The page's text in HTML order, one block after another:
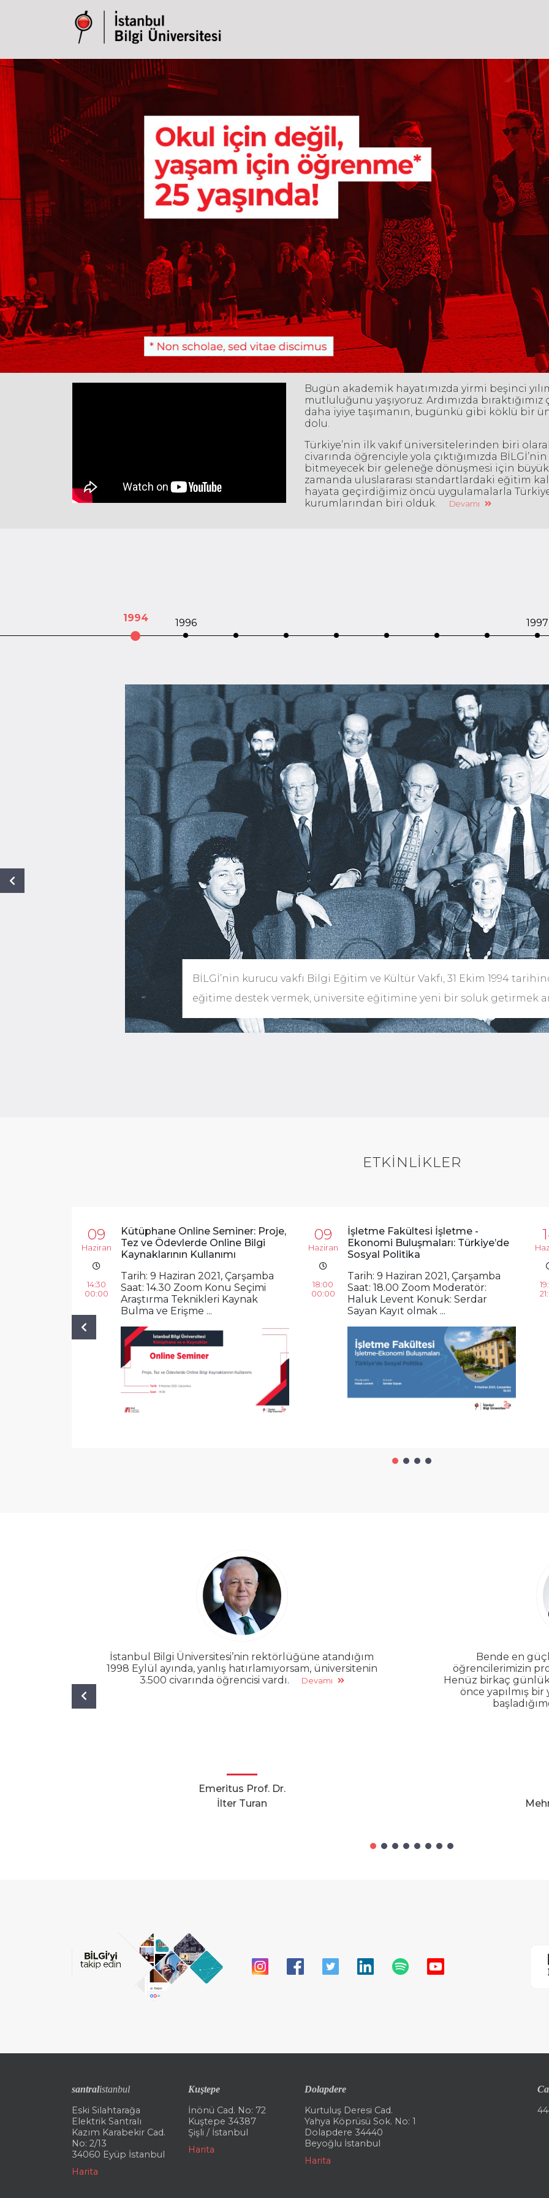
Bugün akademik hayatımızda yirmi beşinci
mutluluğunu yaşıyoruz. Ardımızda bıraktığımız
daha iyiye taşımanın, bugünkü gibi köklü bir
dolu.
Türkiye’nin ilk vakıf üniversitelerinden biri
civarında öğrenciyle yola çıktığımızda
bitmeyecek bir geleneğe dönüşmesi için büyük
zamanda uluslararası standartlardaki eğitim
hayata geçirdiğimiz öncü uygulamalarla
kurumlarından biri olduk.
Devamı
1994‍ 1996‍ 1997‍
Previous
BİLGİ’nin kurucu vakfı Bilgi Eğitim ve Kültür Vakfı, 31 Ekim 1994
eğitime destek vermek, üniversite eğitimine yeni bir soluk getirmek
ETKİNLİKLER
Previous
09
Haziran
14:30
00:00
Kütüphane Online Seminer: Proje,
Tez ve Ödevlerde Online Bilgi
Kaynaklarının Kullanımı
Tarih: 9 Haziran 2021, Çarşamba
Saat: 14.30 Zoom Konu Seçimi
Araştırma Teknikleri Kaynak
Bulma ve Erişme ...
09
Haziran
18:00
00:00
İşletme Fakültesi İşletme -
Ekonomi Buluşmaları: Türkiye’de
Sosyal Politika
Tarih: 9 Haziran 2021, Çarşamba
Saat: 18.00 Zoom Moderatör:
Haluk Levent Konuk: Serdar
Sayan Kayıt olmak ...
Previous
İstanbul Bilgi Üniversitesi’nin rektörlüğüne atandığım
1998 Eylül ayında, yanlış hatırlamıyorsam, üniversitenin
3.500 civarında öğrencisi vardı.
Devamı
Emeritus Prof. Dr.
İlter Turan
Bende en
öğrencilerimizin
Henüz birkaç
önce yapılmış
santralistanbul
Eski Silahtarağa
Elektrik Santralı
Kazım Karabekir Cad.
No: 2/13
34060 Eyüp İstanbul
Harita
Kuştepe
İnönü Cad. No: 72
Kuştepe 34387
Şişli / İstanbul
Harita
Dolapdere
Kurtuluş Deresi Cad.
Yahya Köprüsü Sok. No: 1
Dolapdere 34440
Beyoğlu İstanbul
Harita